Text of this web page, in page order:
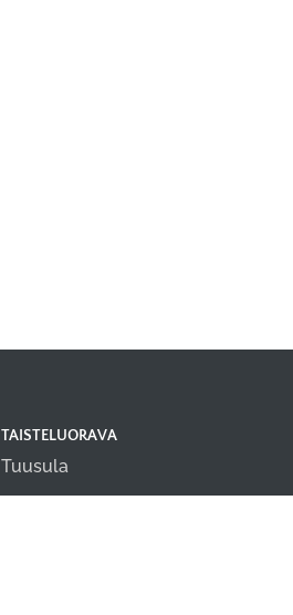
TAISTELUORAVA
Tuusula